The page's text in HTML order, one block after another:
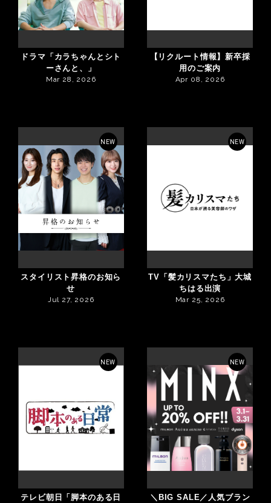
ドラマ「カラちゃんとシト
ーさんと、」
Mar 28, 2026
【リクルート情報】新卒採
用のご案内
Apr 08, 2026
NEW
スタイリスト昇格のお知ら
せ
Jul 27, 2026
NEW
TV「髪カリスマたち」大城
ちはる出演
Mar 25, 2026
NEW
テレビ朝日「脚本のある日
NEW
＼BIG SALE／人気ブラン